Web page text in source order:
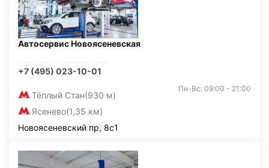
Автосервис Новоясеневская
+7 (495) 023-10-01
Тёплый Стан(930 м)
Ясенево(1,35 км)
Пн-Вс: 09:00 - 21:00
Новоясеневский пр, 8с1